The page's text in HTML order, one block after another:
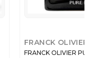
FRANCK OLIVIER
FRANCK OLIVIER